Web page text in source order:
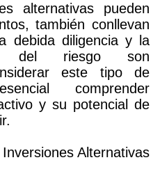
alternativas pueden
también conllevan
debida diligencia y la
del riesgo son
este tipo de
comprender
y su potencial de
Alternativas